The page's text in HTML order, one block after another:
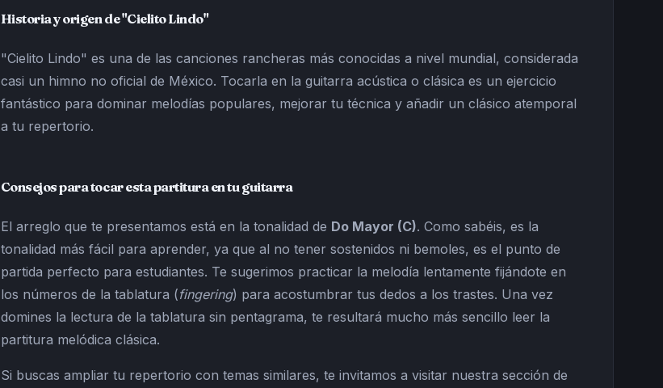
Historia y origen de "Cielito Lindo"
"Cielito Lindo" es una de las canciones rancheras más conocidas a nivel mundial, considerada
casi un himno no oficial de México. Tocarla en la guitarra acústica o clásica es un ejercicio
fantástico para dominar melodías populares, mejorar tu técnica y añadir un clásico atemporal
a tu repertorio.
Consejos para tocar esta partitura en tu guitarra
El arreglo que te presentamos está en la tonalidad de Do Mayor (C). Como sabéis, es la
tonalidad más fácil para aprender, ya que al no tener sostenidos ni bemoles, es el punto de
partida perfecto para estudiantes. Te sugerimos practicar la melodía lentamente fijándote en
los números de la tablatura (fingering) para acostumbrar tus dedos a los trastes. Una vez
domines la lectura de la tablatura sin pentagrama, te resultará mucho más sencillo leer la
partitura melódica clásica.
Si buscas ampliar tu repertorio con temas similares, te invitamos a visitar nuestra sección de